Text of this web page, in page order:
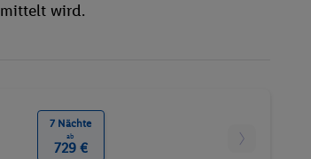
wird.
7 Nächte
ab
729 €